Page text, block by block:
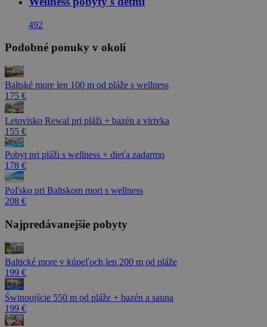
492
Podobné ponuky v okolí
Baltské more len 100 m od pláže s wellness
175 €
Letovisko Rewal pri pláži + bazén a vírivka
155 €
Pobyt pri pláži s wellness + dieťa zadarmo
178 €
Poľsko pri Baltskom mori s wellness
208 €
Najpredávanejšie pobyty
Baltické more v kúpeľoch len 200 m od pláže
199 €
Świnoujście 550 m od pláže + bazén a sauna
199 €